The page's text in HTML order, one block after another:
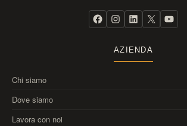
AZIENDA
Chi siamo
Dove siamo
Lavora con noi